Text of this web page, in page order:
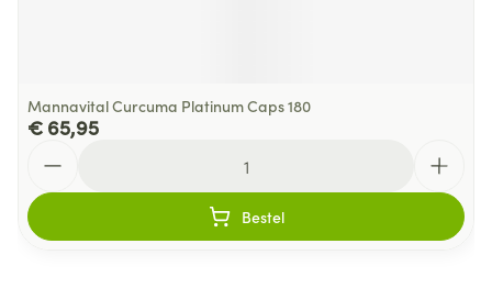
Mannavital Curcuma Platinum Caps 180
€ 65,95
Bestel